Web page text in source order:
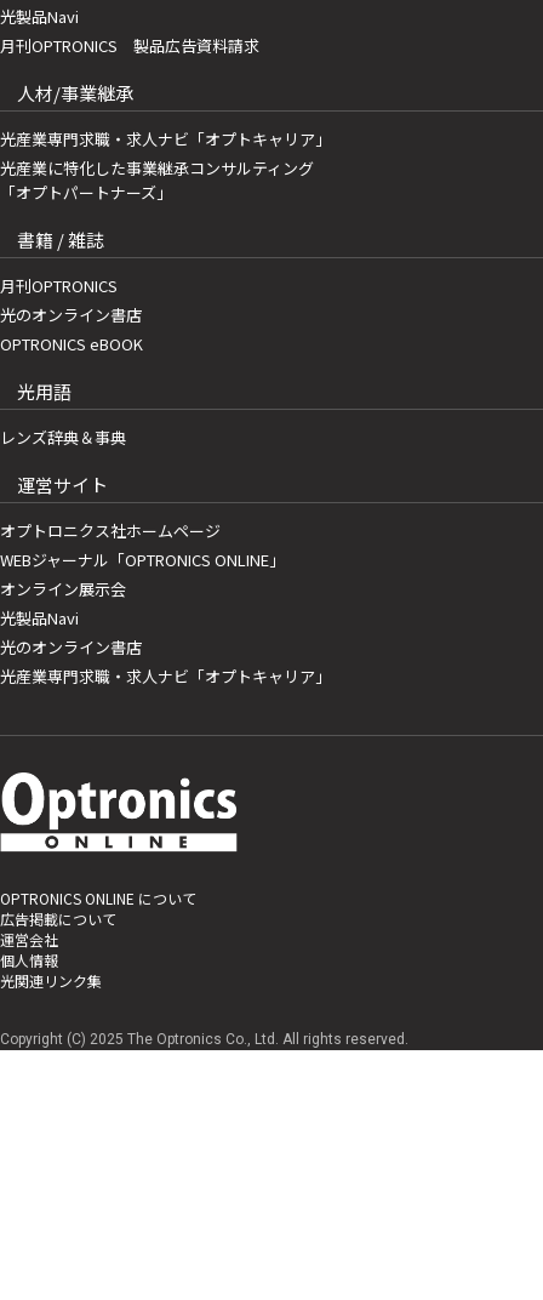
光製品Navi
月刊OPTRONICS 製品広告資料請求
人材/事業継承
光産業専門求職・求人ナビ「オプトキャリア」
光産業に特化した事業継承コンサルティング
「オプトパートナーズ」
書籍 / 雑誌
月刊OPTRONICS
光のオンライン書店
OPTRONICS eBOOK
光用語
レンズ辞典＆事典
運営サイト
オプトロニクス社ホームページ
WEBジャーナル「OPTRONICS ONLINE」
オンライン展示会
光製品Navi
光のオンライン書店
光産業専門求職・求人ナビ「オプトキャリア」
OPTRONICS ONLINE について
広告掲載について
運営会社
個人情報
光関連リンク集
Copyright (C) 2025 The Optronics Co., Ltd. All rights reserved.